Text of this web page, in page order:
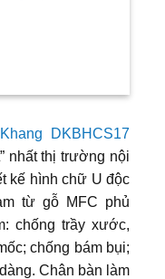
DKBHCS17
nhất thị trường nội
kế hình chữ U độc
từ gỗ MFC phủ
chống trầy xước,
chống bám bụi;
Chân bàn làm